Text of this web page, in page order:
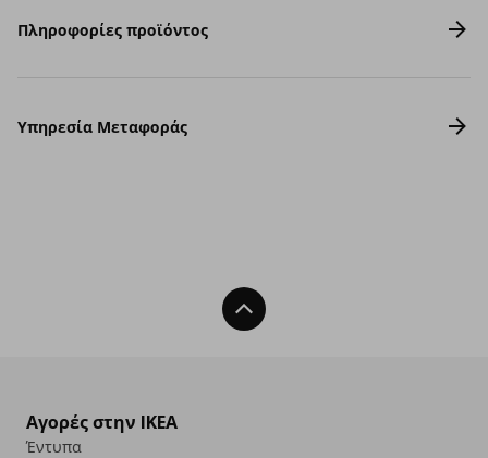
Πληροφορίες προϊόντος
Υπηρεσία Μεταφοράς
Back To Top
Αγορές στην IKEA
Έντυπα